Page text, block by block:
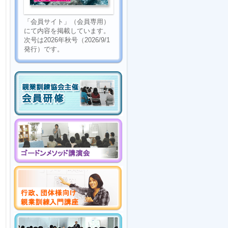
「会員サイト」（会員専用）
にて内容を掲載しています。
次号は2026年秋号（2026/9/1
発行）です。